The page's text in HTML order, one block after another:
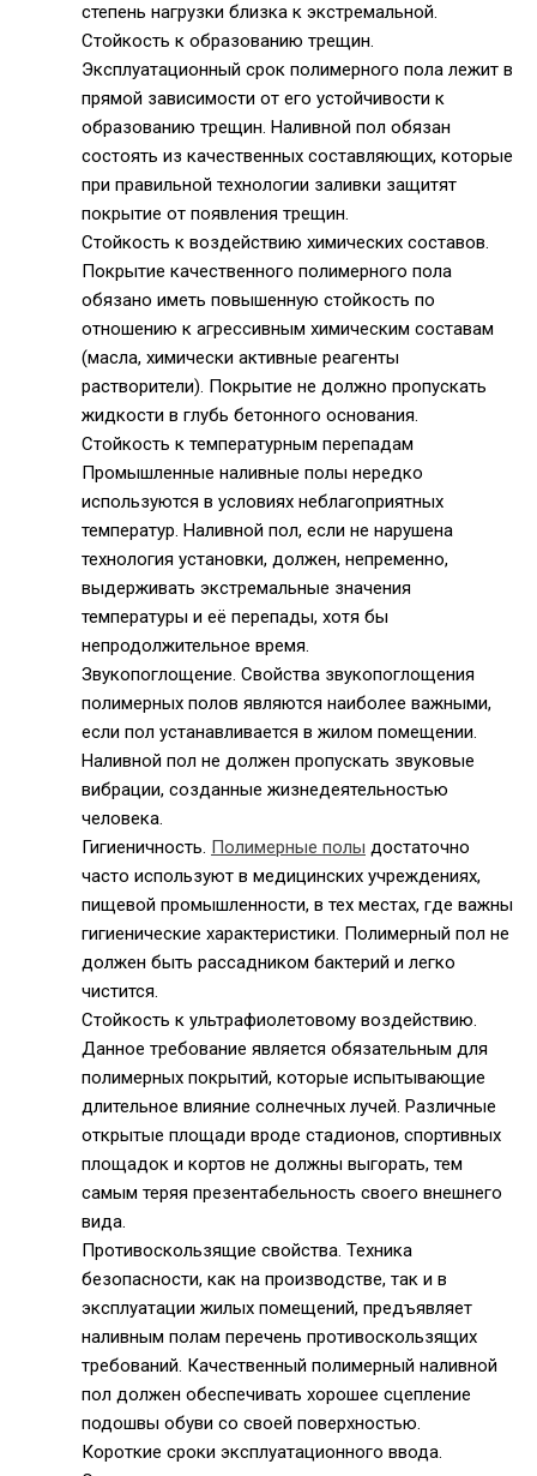
степень нагрузки близка к экстремальной.
Стойкость к образованию трещин.
Эксплуатационный срок полимерного пола лежит в
прямой зависимости от его устойчивости к
образованию трещин. Наливной пол обязан
состоять из качественных составляющих, которые
при правильной технологии заливки защитят
покрытие от появления трещин.
Стойкость к воздействию химических составов.
Покрытие качественного полимерного пола
обязано иметь повышенную стойкость по
отношению к агрессивным химическим составам
(масла, химически активные реагенты
растворители). Покрытие не должно пропускать
жидкости в глубь бетонного основания.
Стойкость к температурным перепадам
Промышленные наливные полы нередко
используются в условиях неблагоприятных
температур. Наливной пол, если не нарушена
технология установки, должен, непременно,
выдерживать экстремальные значения
температуры и её перепады, хотя бы
непродолжительное время.
Звукопоглощение. Свойства звукопоглощения
полимерных полов являются наиболее важными,
если пол устанавливается в жилом помещении.
Наливной пол не должен пропускать звуковые
вибрации, созданные жизнедеятельностью
человека.
Гигиеничность. Полимерные полы достаточно
часто используют в медицинских учреждениях,
пищевой промышленности, в тех местах, где важны
гигиенические характеристики. Полимерный пол не
должен быть рассадником бактерий и легко
чистится.
Стойкость к ультрафиолетовому воздействию.
Данное требование является обязательным для
полимерных покрытий, которые испытывающие
длительное влияние солнечных лучей. Различные
открытые площади вроде стадионов, спортивных
площадок и кортов не должны выгорать, тем
самым теряя презентабельность своего внешнего
вида.
Противоскользящие свойства. Техника
безопасности, как на производстве, так и в
эксплуатации жилых помещений, предъявляет
наливным полам перечень противоскользящих
требований. Качественный полимерный наливной
пол должен обеспечивать хорошее сцепление
подошвы обуви со своей поверхностью.
Короткие сроки эксплуатационного ввода.